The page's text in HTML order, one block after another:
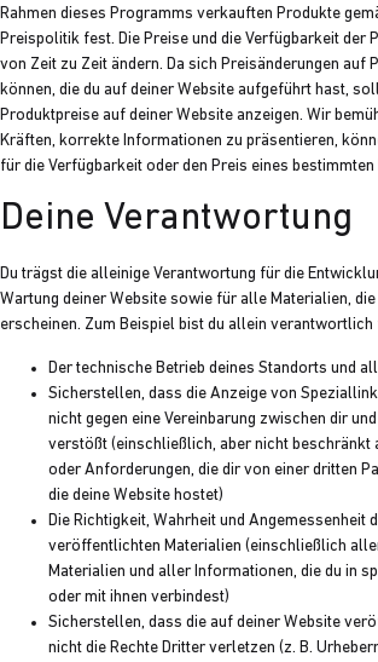
Rahmen dieses Programms verkauften Produkte
Preispolitik fest. Die Preise und die Verfügbarkeit der
von Zeit zu Zeit ändern. Da sich Preisänderungen auf
können, die du auf deiner Website aufgeführt hast,
Produktpreise auf deiner Website anzeigen. Wir
Kräften, korrekte Informationen zu präsentieren,
für die Verfügbarkeit oder den Preis eines
Deine Verantwortung
Du trägst die alleinige Verantwortung für die
Wartung deiner Website sowie für alle Materialien,
erscheinen. Zum Beispiel bist du allein verantwortlich
Der technische Betrieb deines Standorts und
Sicherstellen, dass die Anzeige von
nicht gegen eine Vereinbarung zwischen dir
verstößt (einschließlich, aber nicht beschränkt
oder Anforderungen, die dir von einer dritten
die deine Website hostet)
Die Richtigkeit, Wahrheit und Angemessenheit
veröffentlichten Materialien (einschließlich
Materialien und aller Informationen, die du in
oder mit ihnen verbindest)
Sicherstellen, dass die auf deiner Website
nicht die Rechte Dritter verletzen (z. B.